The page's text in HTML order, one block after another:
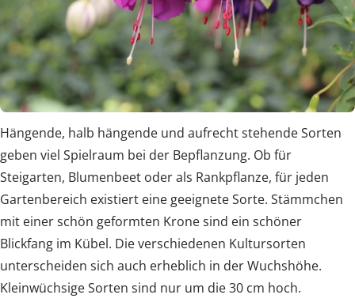
Hängende, halb hängende und aufrecht stehende Sorten
geben viel Spielraum bei der Bepflanzung. Ob für
Steigarten, Blumenbeet oder als Rankpflanze, für jeden
Gartenbereich existiert eine geeignete Sorte. Stämmchen
mit einer schön geformten Krone sind ein schöner
Blickfang im Kübel. Die verschiedenen Kultursorten
unterscheiden sich auch erheblich in der Wuchshöhe.
Kleinwüchsige Sorten sind nur um die 30 cm hoch.